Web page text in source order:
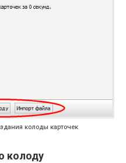
колоды карточек
колоду